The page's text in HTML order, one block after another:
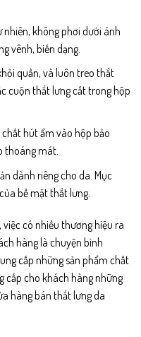
không phơi dưới ánh
vênh, biến dạng.
quần, và luôn treo thắt
cuộn thắt lưng cất trong hộp
hút ẩm vào hộp bảo
thoáng mát.
dành riêng cho da. Mục
bề mặt thắt lưng.
có nhiều thương hiệu ra
hàng là chuyện bình
cấp những sản phẩm chất
cấp cho khách hàng những
hàng bán thắt lưng da